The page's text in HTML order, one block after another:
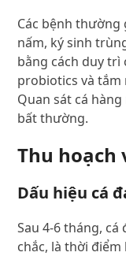
Các bệnh thường
nấm, ký sinh
bằng cách duy
probiotics và tắm
Quan sát cá
bất thường.
Thu hoạch
Dấu hiệu cá
Sau 4-6 tháng,
chắc, là thời